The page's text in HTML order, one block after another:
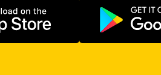
Descargar en App Store